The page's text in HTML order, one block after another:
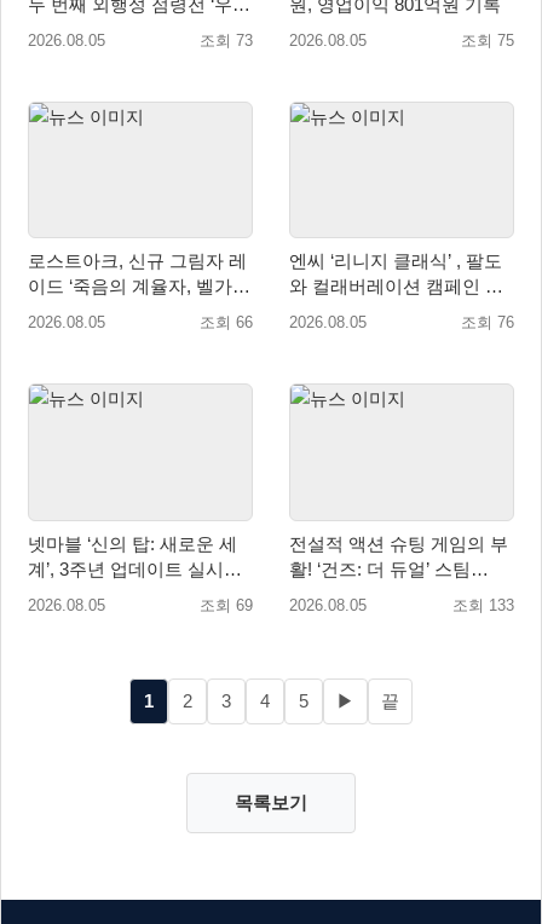
스 워존’ 등 업데이트 실시
2026.08.05 조회 73 2026.08.05 조회 75
로스트아크, 신규 그림자 레
이드 ‘죽음의 계율자, 벨가르
딘’ 업데이트
2026.08.05 조회 66
엔씨 ‘리니지 클래식’ , 팔도
와 컬래버레이션 캠페인 진
행
2026.08.05 조회 76
넷마블 ‘신의 탑: 새로운 세
계’, 3주년 업데이트 실시…
신규 가주 ‘연 이랑’ 등장
2026.08.05 조회 69
전설적 액션 슈팅 게임의 부
활! ‘건즈: 더 듀얼’ 스팀
(Steam) 8월 14일 정식 오픈
2026.08.05 조회 133
1 2 3 4 5 ▶ 끝
목록보기